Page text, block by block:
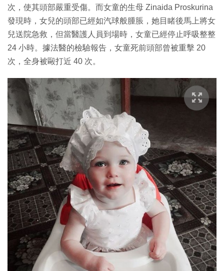
次，使其頭部嚴重受傷。而女童的生母 Zinaida Proskurina
發現時，女兒的頭部已經如汽球般腫脹，她目睹後馬上將女
兒送院急救，但當醫護人員到場時，女童已經停止呼吸整整
24 小時。據法醫的檢驗報告，女童死前頭部曾被重擊 20
次，全身被毆打近 40 次。